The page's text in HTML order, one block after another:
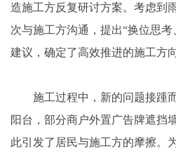
造施工方反复研讨方案。考虑到
次与施工方沟通，提出“换位思
建议，确定了高效推进的施工方向
施工过程中，新的问题接踵
阳台，部分商户外置广告牌遮挡
此引发了居民与施工方的摩擦。